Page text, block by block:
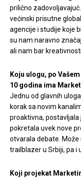
prilično
većinski prisutne
agencije i studije koje
su nam naravno
ali nam bar
Koju ulogu, po
10 godina ima
Jednu od glavnih
korak sa novim
proaktivna, postavljala
pokretala uvek nove
otvarala debate. Može
trailblazer u Srbiji, pa i
Koji projekat